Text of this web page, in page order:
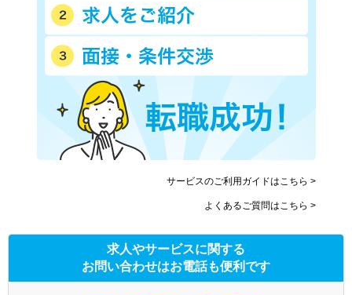
サービスのご利用ガイドはこちら >
よくあるご質問はこちら >
求人やサービスに関する
お問い合わせはお電話も便利です